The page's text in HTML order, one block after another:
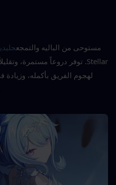
مستوحى من الباليه والتمجعجليدي